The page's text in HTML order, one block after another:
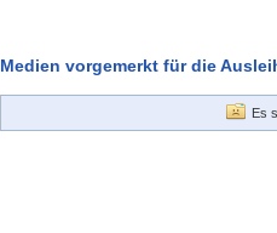
Medien vorgemerkt für die
Es